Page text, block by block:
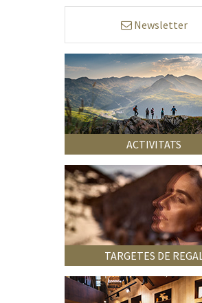
Newsletter
ACTIVITATS
TARGETES DE